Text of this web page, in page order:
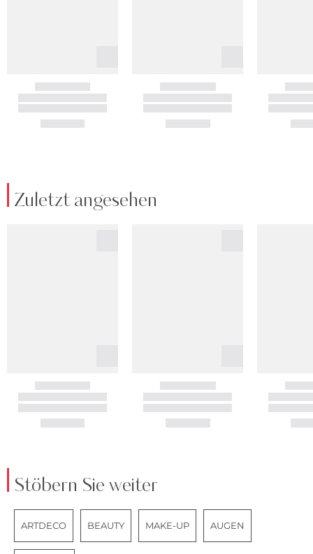
Zuletzt angesehen
Stöbern Sie weiter
ARTDECO BEAUTY MAKE-UP AUGEN